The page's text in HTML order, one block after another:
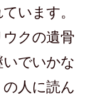
います。
クの遺骨
でいかな
人に読ん